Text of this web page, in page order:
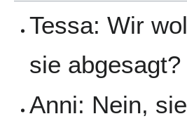
Tessa: Wir
sie abgesagt?
Anni: Nein,